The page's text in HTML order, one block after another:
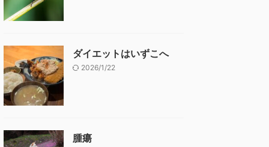
ダイエットはいずこへ
2026/1/22
腫瘍